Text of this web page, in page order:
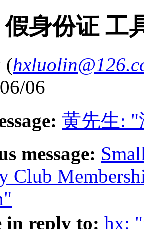
身份证 工
(
06
黄先生:
message:
Club
in reply to: hx: